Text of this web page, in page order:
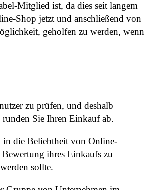
Mitglied ist, da dies seit langem
Shop jetzt und anschließend von
geholfen zu werden, wenn
zu prüfen, und deshalb
runden Sie Ihren Einkauf ab.
in die Beliebtheit von Online-
ihres Einkaufs zu
sollte.